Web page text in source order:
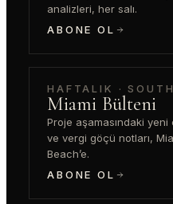
analizleri, her salı.
ABONE OL
HAFTALIK ·
Miami Bülteni
Proje aşamasındaki yeni
ve vergi göçü notları,
Beach’e.
ABONE OL